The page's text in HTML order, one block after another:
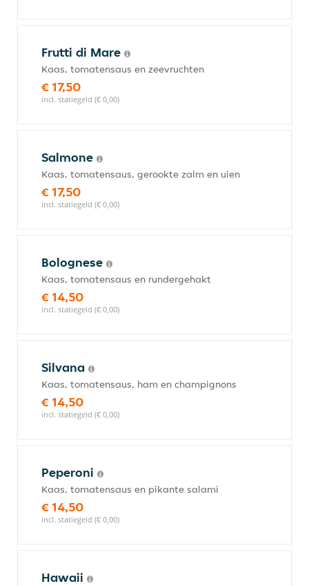
Frutti di Mare
Kaas, tomatensaus en zeevruchten
€ 17,50
incl. statiegeld (€ 0,00)
Salmone
Kaas, tomatensaus, gerookte zalm en uien
€ 17,50
incl. statiegeld (€ 0,00)
Bolognese
Kaas, tomatensaus en rundergehakt
€ 14,50
incl. statiegeld (€ 0,00)
Silvana
Kaas, tomatensaus, ham en champignons
€ 14,50
incl. statiegeld (€ 0,00)
Peperoni
Kaas, tomatensaus en pikante salami
€ 14,50
incl. statiegeld (€ 0,00)
Hawaii